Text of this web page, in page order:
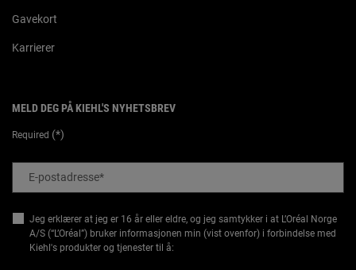
Gavekort
Karrierer
MELD DEG PÅ KIEHL'S NYHETSBREV
Required (*)
E-postadresse*
Jeg erklærer at jeg er 16 år eller eldre, og jeg samtykker i at L’Oréal Norge
A/S (“L’Oréal”) bruker informasjonen min (vist ovenfor) i forbindelse med
Kiehl's produkter og tjenester til å: